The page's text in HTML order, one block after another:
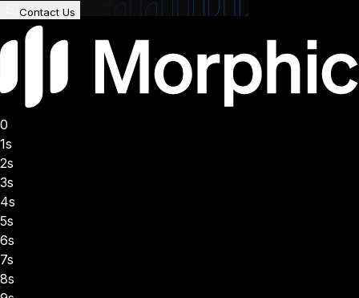
Contact Us
0
1s
2s
3s
4s
5s
6s
7s
8s